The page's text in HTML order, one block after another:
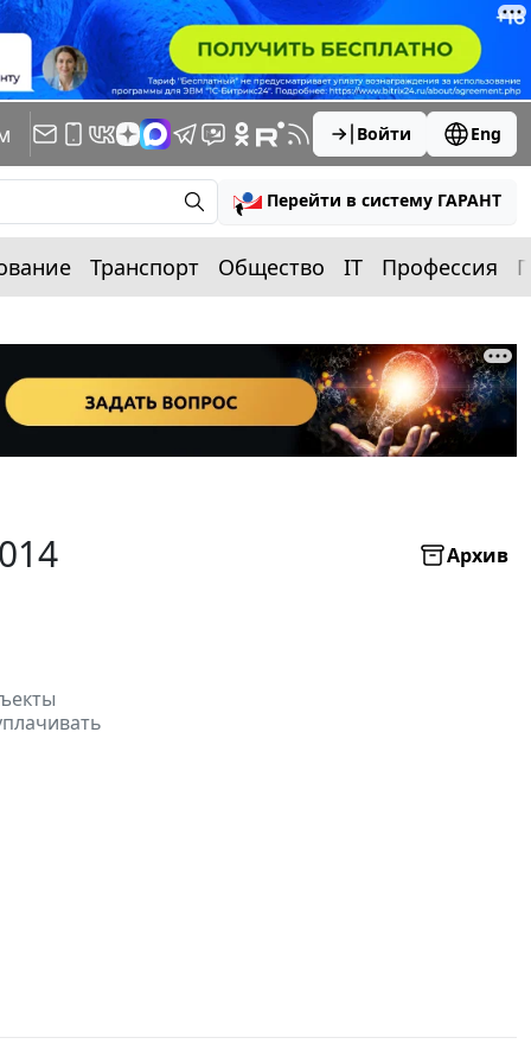
Войти Eng
Перейти в систему ГАРАНТ
Транспорт Общество IT Профессия
Архив